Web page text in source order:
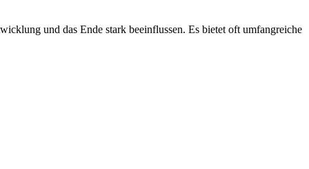
und das Ende stark beeinflussen. Es bietet oft umfangreiche